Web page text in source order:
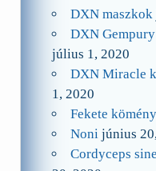
DXN maszkok
DXN
július 1, 2020
DXN Miracle
1, 2020
Fekete kömény
Noni június
Cordyceps